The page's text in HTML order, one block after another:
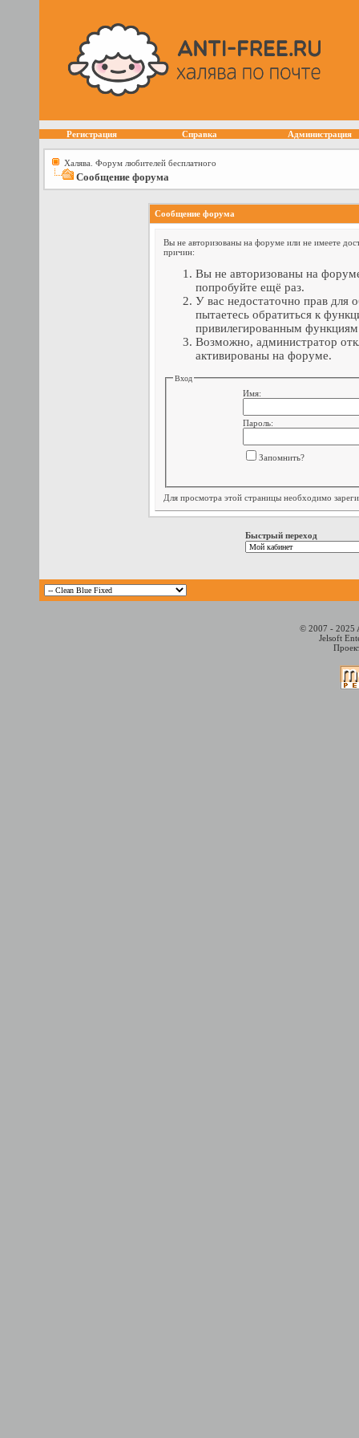
Регистрация Справка Администрация
Халява. Форум любителей бесплатного
Сообщение форума
Сообщение форума
Вы не авторизованы на форуме или не имеете
причин:
Вы не авторизованы на
попробуйте ещё раз.
У вас недостаточно прав для
пытаетесь обратиться к
привилегированным
Возможно, администратор
активированы на форуме.
Вход
Имя:
Пароль:
Запомнить?
Для просмотра этой страницы необходимо
Быстрый переход
© 2007 - 2025
Jelsoft